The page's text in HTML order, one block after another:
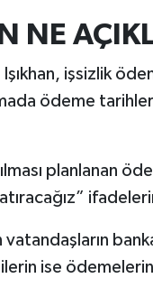
NE
işsizlik
ödeme
planlanan
vatandaşların
ise